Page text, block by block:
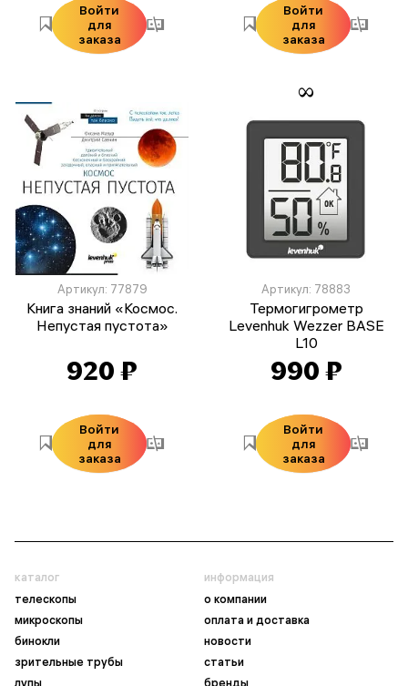
Войти
для
заказа
Войти
для
заказа
Артикул: 77879
Книга знаний «Космос.
Непустая пустота»
920 ₽
Войти
для
заказа
Артикул: 78883
Термогигрометр
Levenhuk Wezzer BASE
L10
990 ₽
Войти
для
заказа
каталог
телескопы
микроскопы
бинокли
зрительные трубы
лупы
информация
о компании
оплата и доставка
новости
статьи
бренды